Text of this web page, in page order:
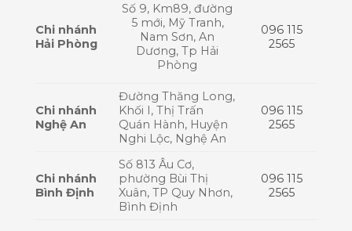
Chi nhánh
Hải Phòng
Số 9, Km89, đường
5 mới, Mỹ Tranh,
Nam Sơn, An
Dương, Tp Hải
Phòng
096 115
2565
Chi nhánh
Nghệ An
Đường Thăng Long,
Khối I, Thị Trấn
Quán Hành, Huyện
Nghi Lộc, Nghệ An
096 115
2565
Chi nhánh
Bình Định
Số 813 Âu Cơ,
phường Bùi Thị
Xuân, TP Quy Nhơn,
Bình Định
096 115
2565